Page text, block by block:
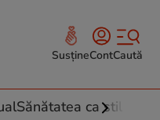
SusțineContCaută
Sănătatea ca stil de